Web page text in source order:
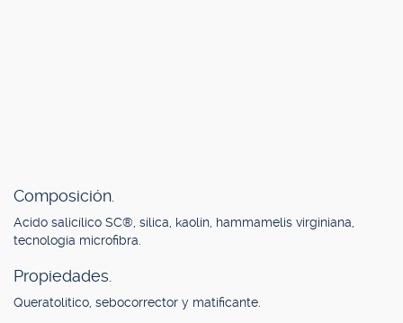
Composición.
Acido salicílico SC®, sílica, kaolín, hammamelis virginiana,
tecnología microfibra.
Propiedades.
Queratolítico, sebocorrector y matificante.